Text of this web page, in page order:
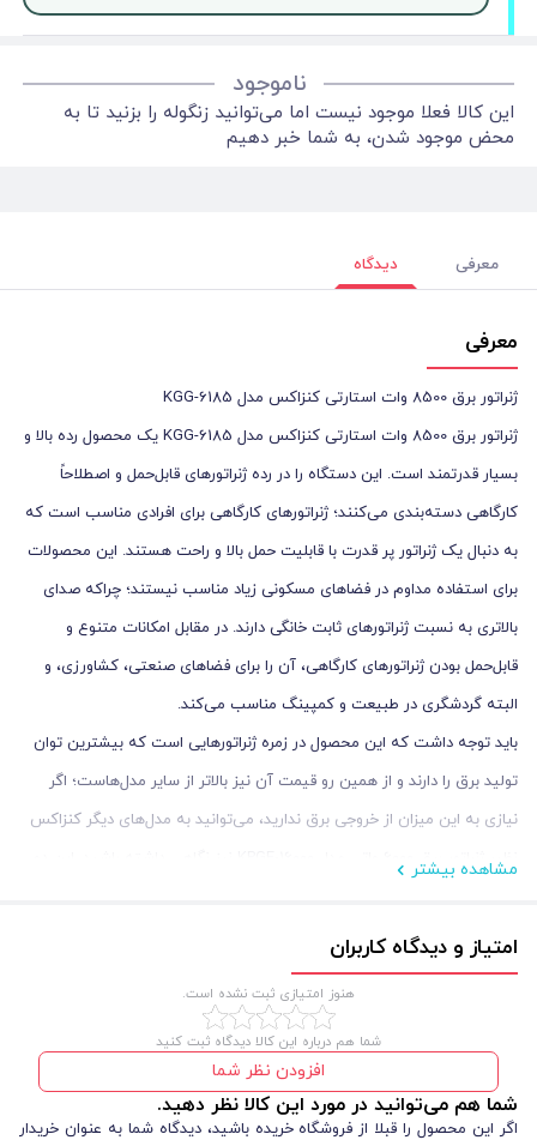
ناموجود
این کالا فعلا موجود نیست اما می‌توانید زنگوله را بزنید تا به
محض موجود شدن، به شما خبر دهیم
معرفی دیدگاه
معرفی
ژنراتور برق 8500 وات استارتی کنزاکس مدل KGG-6185
ژنراتور برق 8500 وات استارتی کنزاکس مدل KGG-6185 یک محصول رده بالا و
بسیار قدرتمند است. این دستگاه را در رده ژنراتورهای قابل‌حمل و اصطلاحاً
کارگاهی دسته‌بندی می‌کنند؛ ژنراتورهای کارگاهی برای افرادی مناسب است که
به دنبال یک ژنراتور پر قدرت با قابلیت حمل بالا و راحت هستند. این محصولات
برای استفاده مداوم در فضاهای مسکونی زیاد مناسب نیستند؛ چراکه صدای
بالاتری به نسبت ژنراتورهای ثابت خانگی دارند. در مقابل امکانات متنوع و
قابل‌حمل بودن ژنراتورهای کارگاهی، آن را برای فضاهای صنعتی، کشاورزی، و
البته گردشگری در طبیعت و کمپینگ مناسب می‌کند.
باید توجه داشت که این محصول در زمره ژنراتورهایی است که بیشترین توان
تولید برق را دارند و از همین رو قیمت آن نیز بالاتر از سایر مدل‌هاست؛ اگر
نیازی به این میزان از خروجی برق ندارید، می‌توانید به مدل‌های دیگر کنزاکس
توان خروجی کمتر یکی باعث شده تا قیمت مناسب‌تری نیز داشته باشید.
به شما پیشنهاد می‌کنیم یک لیست از دستگاه‌هایی که قرار است به ژنراتور
متصل شوند تهیه کنید و بیشترین توانی که ممکن است نیاز داشته باشید را
محاسبه نمایید؛ لازم به ذکراست باید بیشترین توان جهت استارت را در نظر
بگیرید زیرا دستگاه هایی مثل پمپ آب جهت استارت تا 3 برابر قدرت اسمی
قید شده روی دستگاه را جهت استارت اولیه نیاز دارند. بدین شکل خواهید
مشاهده بیشتر
امتیاز و دیدگاه کاربران
هنوز امتیازی ثبت نشده است.
شما هم درباره این کالا دیدگاه ثبت کنید
افزودن نظر شما
شما هم می‌توانید در مورد این کالا نظر دهید.
اگر این محصول را قبلا از فروشگاه خریده باشید، دیدگاه شما به عنوان خریدار